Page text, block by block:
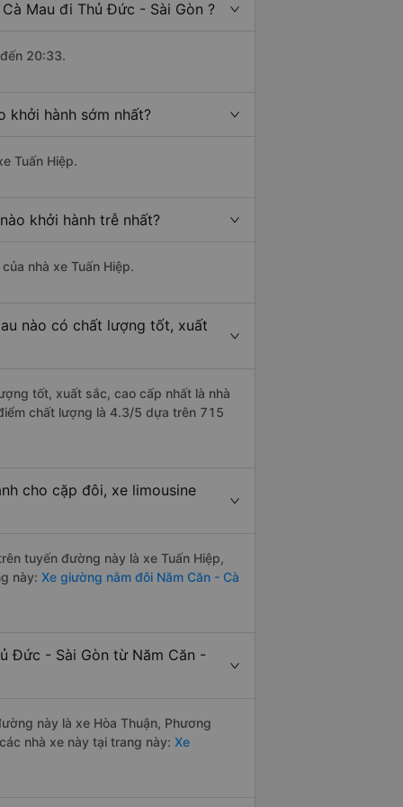
Mau đi Thủ Đức - Sài Gòn ?
20:33.
khởi hành sớm nhất?
Tuấn Hiệp.
khởi hành trễ nhất?
nhà xe Tuấn Hiệp.
nào có chất lượng tốt, xuất
tốt, xuất sắc, cao cấp nhất là nhà
chất lượng là 4.3/5 dựa trên 715
cho cặp đôi, xe limousine
tuyến đường này là xe Tuấn Hiệp,
này: Xe giường nằm đôi Năm Căn - Cà
Đức - Sài Gòn từ Năm Căn -
này là xe Hòa Thuận, Phương
nhà xe này tại trang này: Xe